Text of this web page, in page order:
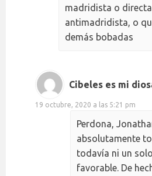
madridista o
antimadridista, o
demás bobadas
Cibeles es mi
19 octubre, 2020 a las 5:21 pm
Perdona,
absolutamente
todavía ni un
favorable. De